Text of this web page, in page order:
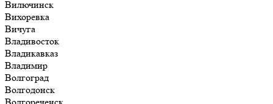
Вилючинск
Вихоревка
Вичуга
Владивосток
Владикавказ
Владимир
Волгоград
Волгодонск